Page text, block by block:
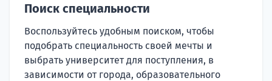
Поиск специальности
Воспользуйтесь удобным поиском, чтобы
подобрать специальность своей мечты и
выбрать университет для поступления, в
зависимости от города, образовательного